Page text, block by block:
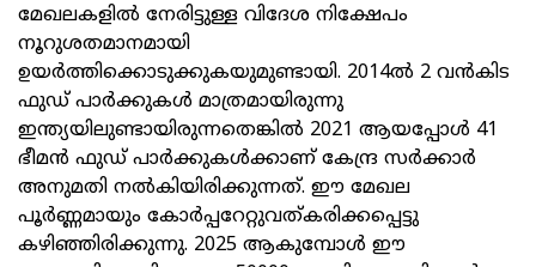
മേഖലകളിൽ നേരിട്ടുള്ള വിദേശ നിക്ഷേപം
നൂറുശതമാനമായി
ഉയർത്തിക്കൊടുക്കുകയുമുണ്ടായി. 2014ൽ 2 വൻകിട
ഫുഡ് പാർക്കുകൾ മാത്രമായിരുന്നു
ഇന്ത്യയിലുണ്ടായിരുന്നതെങ്കിൽ 2021 ആയപ്പോൾ 41
ഭീമൻ ഫുഡ് പാർക്കുകൾക്കാണ് കേന്ദ്ര സർക്കാർ
അനുമതി നൽകിയിരിക്കുന്നത്. ഈ മേഖല
പൂർണ്ണമായും കോർപ്പറേറ്റുവത്കരിക്കപ്പെട്ടു
കഴിഞ്ഞിരിക്കുന്നു. 2025 ആകുമ്പോൾ ഈ